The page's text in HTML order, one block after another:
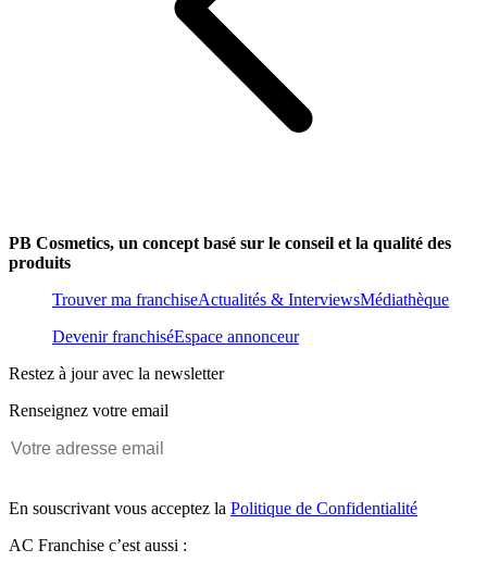
PB Cosmetics, un concept basé sur le conseil et la qualité des
produits
Trouver ma franchiseActualités & InterviewsMédiathèque
Devenir franchiséEspace annonceur
Restez à jour avec la newsletter
Renseignez votre email
En souscrivant vous acceptez la Politique de Confidentialité
AC Franchise c’est aussi :